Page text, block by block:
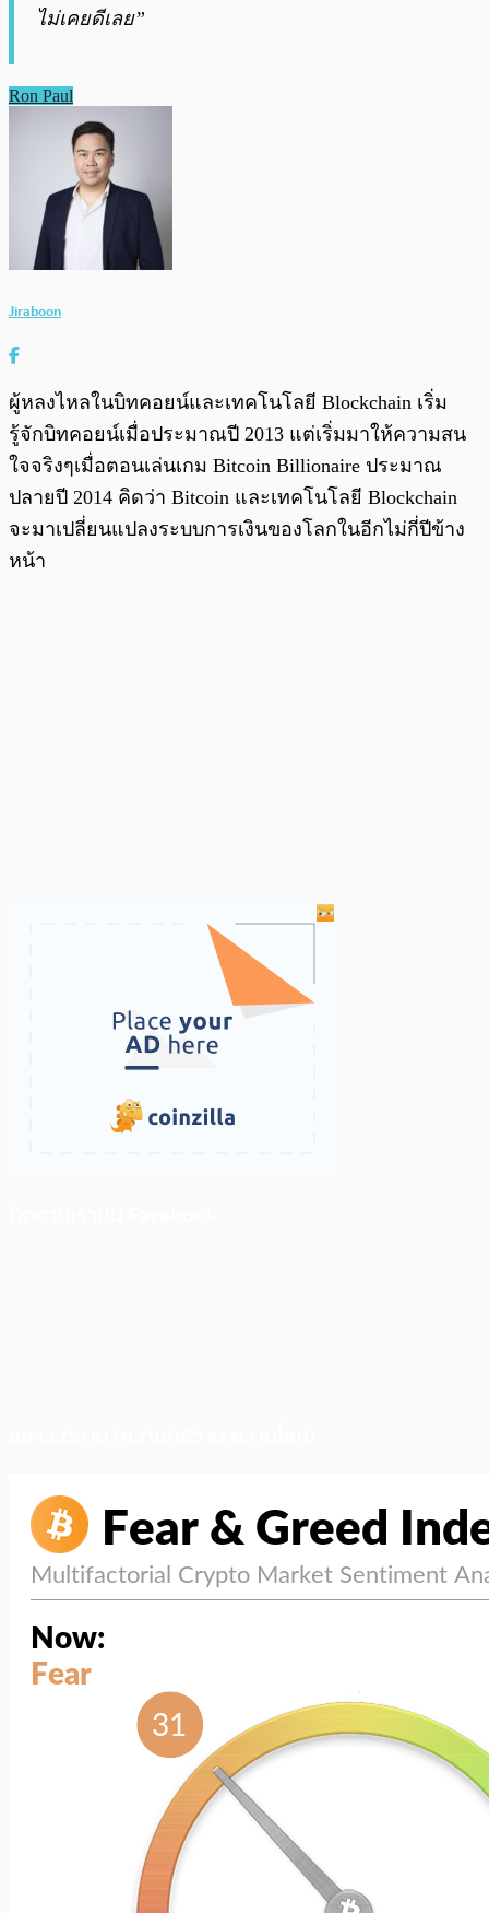
ไม่เคยดีเลย”
Ron Paul
Jiraboon
ผู้หลงไหลในบิทคอยน์และเทคโนโลยี Blockchain เริ่ม
รู้จักบิทคอยน์เมื่อประมาณปี 2013 แต่เริ่มมาให้ความสน
ใจจริงๆเมื่อตอนเล่นเกม Bitcoin Billionaire ประมาณ
ปลายปี 2014 คิดว่า Bitcoin และเทคโนโลยี Blockchain
จะมาเปลี่ยนแปลงระบบการเงินของโลกในอีกไม่กี่ปีข้าง
หน้า